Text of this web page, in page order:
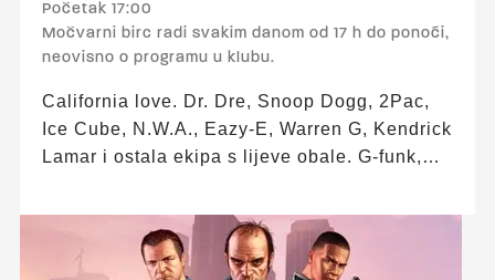
Početak 17:00
Močvarni birc radi svakim danom od 17 h do ponoći,
neovisno o programu u klubu.
California love. Dr. Dre, Snoop Dogg, 2Pac,
Ice Cube, N.W.A., Eazy-E, Warren G, Kendrick
Lamar i ostala ekipa s lijeve obale. G-funk,
jeste li ga pojačali dovoljno. Happy Hour od
17:00 do 19:00 – sve po 3 €! (Nikšićko,
Vukovarsko, Ožujsko, Staropramen, Becks,